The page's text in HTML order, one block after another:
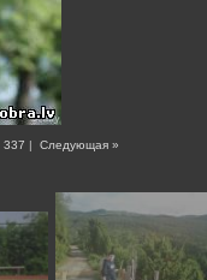
337 | Следующая »